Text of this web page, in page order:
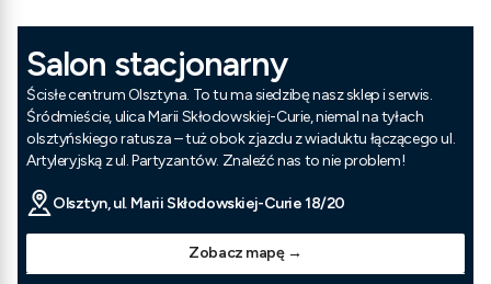
Salon stacjonarny
Ścisłe centrum Olsztyna. To tu ma siedzibę nasz sklep i serwis.
Śródmieście, ulica Marii Skłodowskiej-Curie, niemal na tyłach
olsztyńskiego ratusza – tuż obok zjazdu z wiaduktu łączącego ul.
Artyleryjską z ul. Partyzantów. Znaleźć nas to nie problem!
Olsztyn, ul. Marii Skłodowskiej-Curie 18/20
Zobacz mapę →